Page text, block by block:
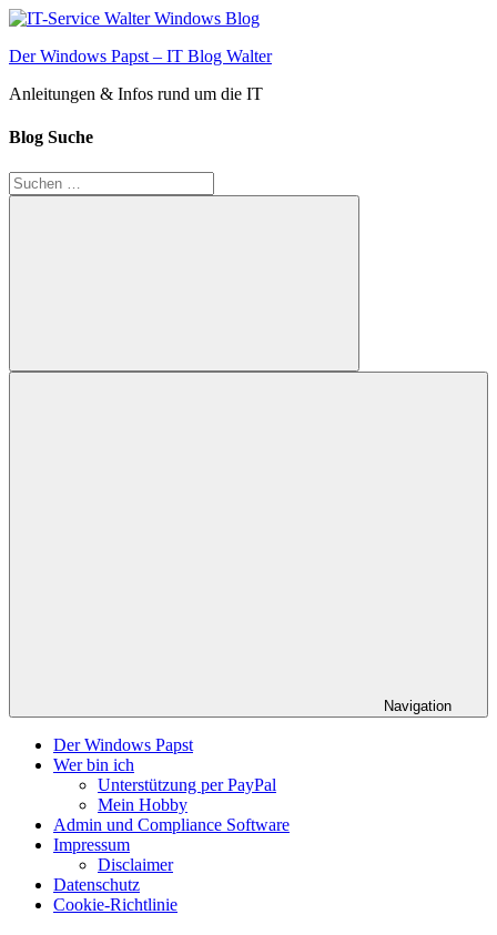
Zum
springen
Der Windows Papst – IT Blog Walter
Anleitungen & Infos rund um die IT
Blog Suche
Suchen
nach:
Suchen
Navigation
Der Windows Papst
Wer bin ich
Unterstützung per PayPal
Mein Hobby
Admin und Compliance Software
Impressum
Disclaimer
Datenschutz
Cookie-Richtlinie